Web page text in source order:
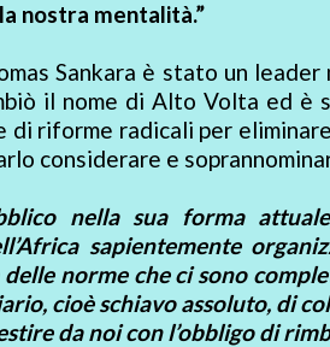
nostra mentalità.”
Sankara è stato un
il nome di Alto Volta ed
di riforme radicali per
considerare e
nella sua forma
sapientemente
delle norme che ci sono
cioè schiavo assoluto, di
da noi con l’obbligo di